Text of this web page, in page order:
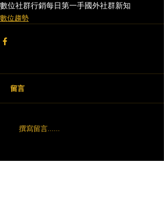
數位社群行銷每日第一手國外社群新知
數位趨勢
留言
撰寫留言......